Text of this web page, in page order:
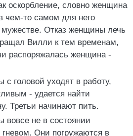
оскорбление, словно женщина
чем-то самом для него
мужестве. Отказ женщины лечь
Вилли к тем временам,
распоряжалась женщина -
головой уходят в работу,
- удается найти
Третьи начинают пить.
вовсе не в состоянии
Они погружаются в